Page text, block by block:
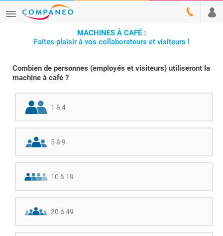
MACHINES À CAFÉ :
Faites plaisir à vos collaborateurs et visiteurs !
Combien de personnes (employés et visiteurs) utiliseront la
machine à café ?
1 à 4
5 à 9
10 à 19
20 à 49